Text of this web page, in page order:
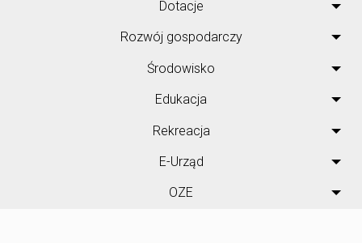
Dotacje
Rozwój gospodarczy
Środowisko
Edukacja
Rekreacja
E-Urząd
OZE